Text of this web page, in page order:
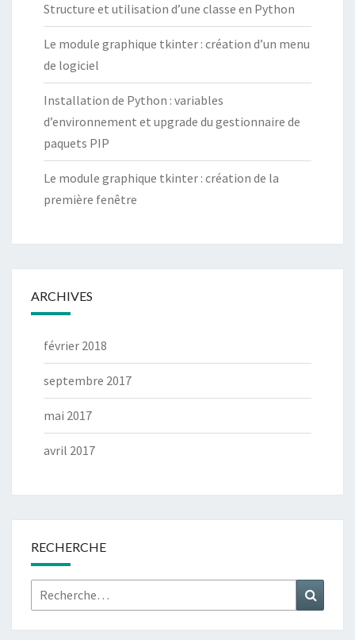
Structure et utilisation d’une classe en Python
Le module graphique tkinter : création d’un menu
de logiciel
Installation de Python : variables
d’environnement et upgrade du gestionnaire de
paquets PIP
Le module graphique tkinter : création de la
première fenêtre
ARCHIVES
février 2018
septembre 2017
mai 2017
avril 2017
RECHERCHE
Rechercher :